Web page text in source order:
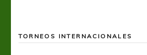
TORNEOS INTERNACIONALES